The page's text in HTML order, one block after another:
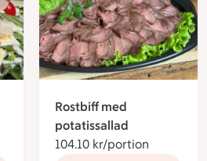
Från 93.69 kronor per portion
Rostbiff med
potatissallad
104.10 kr/portion